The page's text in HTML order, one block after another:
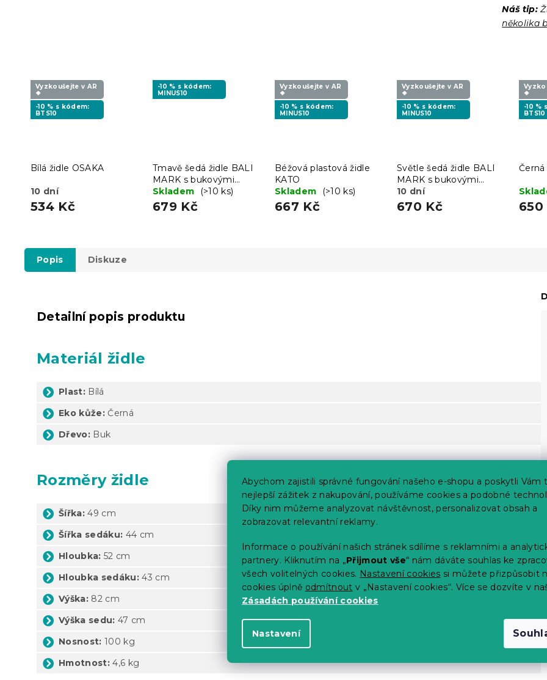
Abychom zajistili správné fungování našeho e-shopu a poskytli Vám
nejlepší zážitek z nakupování, používáme cookies a podobné
Díky nim můžeme analyzovat návštěvnost, personalizovat obsah a
zobrazovat relevantní reklamy.
Informace o používání našich stránek sdílíme s reklamními a
partnery. Kliknutím na „Přijmout vše“ nám dáváte souhlas ke
všech volitelných cookies. Nastavení cookies si můžete přizpůsobit
cookies úplně odmítnout v „Nastavení cookies“. Více se dozvíte v
Zásadách používání cookies
Nastavení
Náš tip:
několika
Vyzkoušejte v AR
❖
-10 % s kódem:
BTS10
Bílá židle OSAKA
10 dní
534 Kč
-10 % s kódem:
MINUS10
Tmavě šedá židle BALI
MARK s bukovými
nohami
Skladem (>10 ks)
679 Kč
Vyzkoušejte v AR
❖
-10 % s kódem:
MINUS10
Béžová plastová židle
KATO
Skladem
(>10 ks)
667 Kč
Vyzkoušejte v AR
❖
-10 % s kódem:
MINUS10
Světle šedá židle BALI
MARK s bukovými
nohami
10 dní
670 Kč
❖
-10 %
BTS10
Černá
650
Popis Diskuze
Detailní popis produktu
Materiál židle
Plast: Bílá
Eko kůže: Černá
Dřevo: Buk
Rozměry židle
Šířka: 49 cm
Šířka sedáku: 44 cm
Hloubka: 52 cm
Hloubka sedáku: 43 cm
Výška: 82 cm
Výška sedu: 47 cm
Nosnost: 100 kg
Hmotnost: 4,6 kg